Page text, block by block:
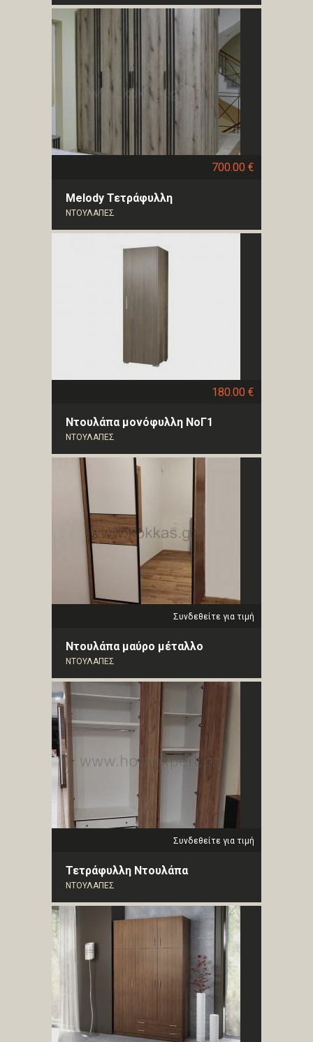
700.00 €
Melody Τετράφυλλη
ΝΤΟΥΛΑΠΕΣ
180.00 €
Ντουλάπα μονόφυλλη ΝοΓ1
ΝΤΟΥΛΑΠΕΣ
Συνδεθείτε για τιμή
Ντουλάπα μαύρο μέταλλο
ΝΤΟΥΛΑΠΕΣ
Συνδεθείτε για τιμή
Τετράφυλλη Ντουλάπα
ΝΤΟΥΛΑΠΕΣ